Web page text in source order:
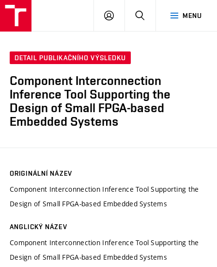
MENU
PŘIHLÁSIT
DETAIL PUBLIKAČNÍHO VÝSLEDKU
Component Interconnection
Inference Tool Supporting the
Design of Small FPGA-based
Embedded Systems
ORIGINÁLNÍ NÁZEV
Component Interconnection Inference Tool Supporting the
Design of Small FPGA-based Embedded Systems
ANGLICKÝ NÁZEV
Component Interconnection Inference Tool Supporting the
Design of Small FPGA-based Embedded Systems